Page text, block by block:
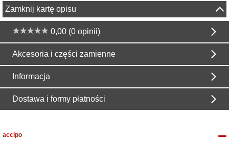
Zamknij kartę opisu
0,00 (0 opinii)
Akcesoria i części zamienne
Informacja
Dostawa i formy płatności
accipo